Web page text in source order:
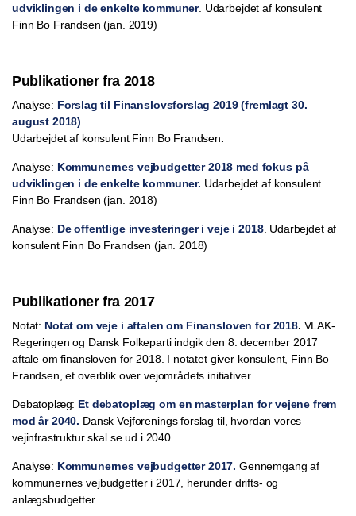
udviklingen i de enkelte kommuner. Udarbejdet af konsulent
Finn Bo Frandsen (jan. 2019)
Publikationer fra 2018
Analyse: Forslag til Finanslovsforslag 2019 (fremlagt 30.
august 2018)
Udarbejdet af konsulent Finn Bo Frandsen.
Analyse: Kommunernes vejbudgetter 2018 med fokus på
udviklingen i de enkelte kommuner. Udarbejdet af konsulent
Finn Bo Frandsen (jan. 2018)
Analyse: De offentlige investeringer i veje i 2018. Udarbejdet af
konsulent Finn Bo Frandsen (jan. 2018)
Publikationer fra 2017
Notat: Notat om veje i aftalen om Finansloven for 2018. VLAK-
Regeringen og Dansk Folkeparti indgik den 8. december 2017
aftale om finansloven for 2018. I notatet giver konsulent, Finn Bo
Frandsen, et overblik over vejområdets initiativer.
Debatoplæg: Et debatoplæg om en masterplan for vejene frem
mod år 2040. Dansk Vejforenings forslag til, hvordan vores
vejinfrastruktur skal se ud i 2040.
Analyse: Kommunernes vejbudgetter 2017. Gennemgang af
kommunernes vejbudgetter i 2017, herunder drifts- og
anlægsbudgetter.